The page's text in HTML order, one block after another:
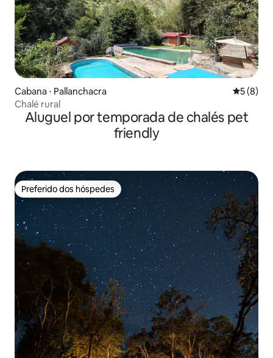
Cabana ⋅ Pallanchacra 5 de
5 (8)
Chalé rural
Aluguel por temporada de chalés pet
friendly
Preferido dos hóspedes
Preferido dos hóspedes